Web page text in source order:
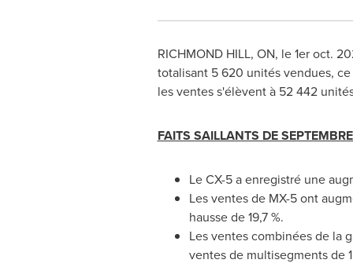
RICHMOND HILL, ON, le 1eroct.
totalisant 5 620 unités vendues,
les ventes s'élèvent à 52 442
FAITS SAILLANTS DE
Le CX-5 a enregistré une
Les ventes de MX-5 ont
hausse de 19,7 %.
Les ventes combinées de la
ventes de multisegments de